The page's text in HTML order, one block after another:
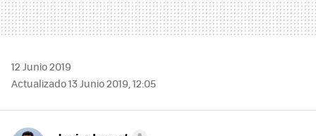
12 Junio 2019
Actualizado 13 Junio 2019, 12:05